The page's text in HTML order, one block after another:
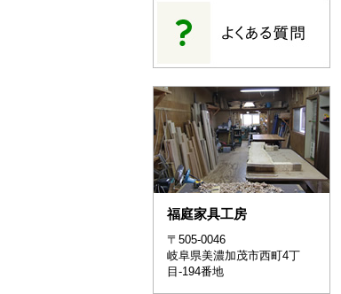
福庭家具工房
〒505-0046
岐阜県美濃加茂市西町4丁
目-194番地